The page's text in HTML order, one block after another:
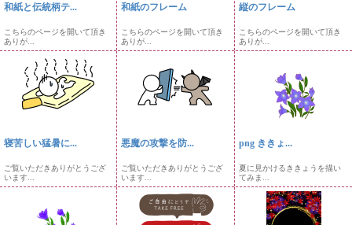
和紙と伝統柄テ...
こちらのページを開いて頂き
ありが...
和紙のフレーム
こちらのページを開いて頂き
ありが...
縦のフレーム
こちらのページを開いて頂き
ありが...
寝苦しい猛暑に...
ご覧いただきありがとうござ
います...
悪魔の攻撃を防...
ご覧いただきありがとうござ
います...
png ききょ...
夏に見かけるききょうを描い
てみま...